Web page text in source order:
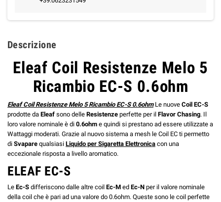
Descrizione
Eleaf Coil Resistenze Melo 5
Ricambio EC-S 0.6ohm
Eleaf Coil Resistenze Melo 5 Ricambio EC-S 0.6ohmLe nuove Coil EC-S
prodotte da Eleaf sono delle Resistenze perfette per il Flavor Chasing. Il
loro valore nominale è di 0.6ohm e quindi si prestano ad essere utilizzate a
Wattaggi moderati. Grazie al nuovo sistema a mesh le Coil EC ti permetto
di Svapare qualsiasi Liquido per Sigaretta Elettronica con una
eccezionale risposta a livello aromatico.
ELEAF EC-S
Le Ec-S differiscono dalle altre coil Ec-M ed Ec-N per il valore nominale
della coil che è pari ad una valore do 0.6ohm. Queste sono le coil perfette